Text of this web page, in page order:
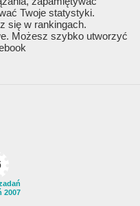
Twoje statystyki.
się w rankingach.
Możesz szybko utworzyć
2007